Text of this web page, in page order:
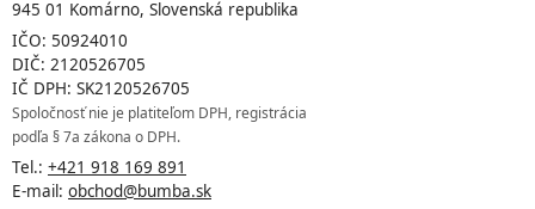
945 01 Komárno, Slovenská republika
IČO: 50924010
DIČ: 2120526705
IČ DPH: SK2120526705
Spoločnosť nie je platiteľom DPH, registrácia
podľa § 7a zákona o DPH.
Tel.: +421 918 169 891
E-mail: obchod@bumba.sk